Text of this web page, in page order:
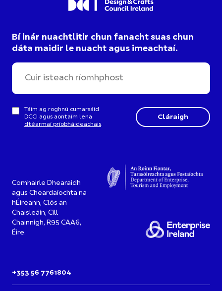
Bí inár nuachtlitir chun fanacht suas chun
dáta maidir le nuacht agus imeachtaí.
Táim ag roghnú cumarsáid
DCCI agus aontaím lena
dtéarmaí príobháideachais.
Comhairle Dhearaidh
agus Cheardaíochta na
hÉireann, Clós an
Chaisleáin, Cill
Chainnigh, R95 CAA6,
Éire.
+353 56 7761804